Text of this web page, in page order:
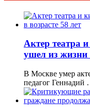
Актер театра
ушел из жизни
В Москве умер
педагог Геннадий